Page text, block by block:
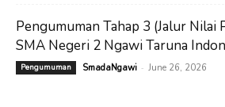
Pengumuman Tahap 3 (Jalur Nilai
SMA Negeri 2 Ngawi Taruna
Pengumuman SmadaNgawi - June 26, 2026